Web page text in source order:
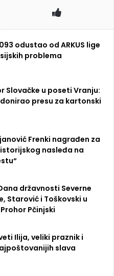
odustao od ARKUS lige
problema
Slovačke u poseti Vranju:
presu za kartonski
Frenki nagrađen za
nasleđa na
državnosti Severne
Starović i Toškovski u
Pčinjski
Ilija, veliki praznik i
slava